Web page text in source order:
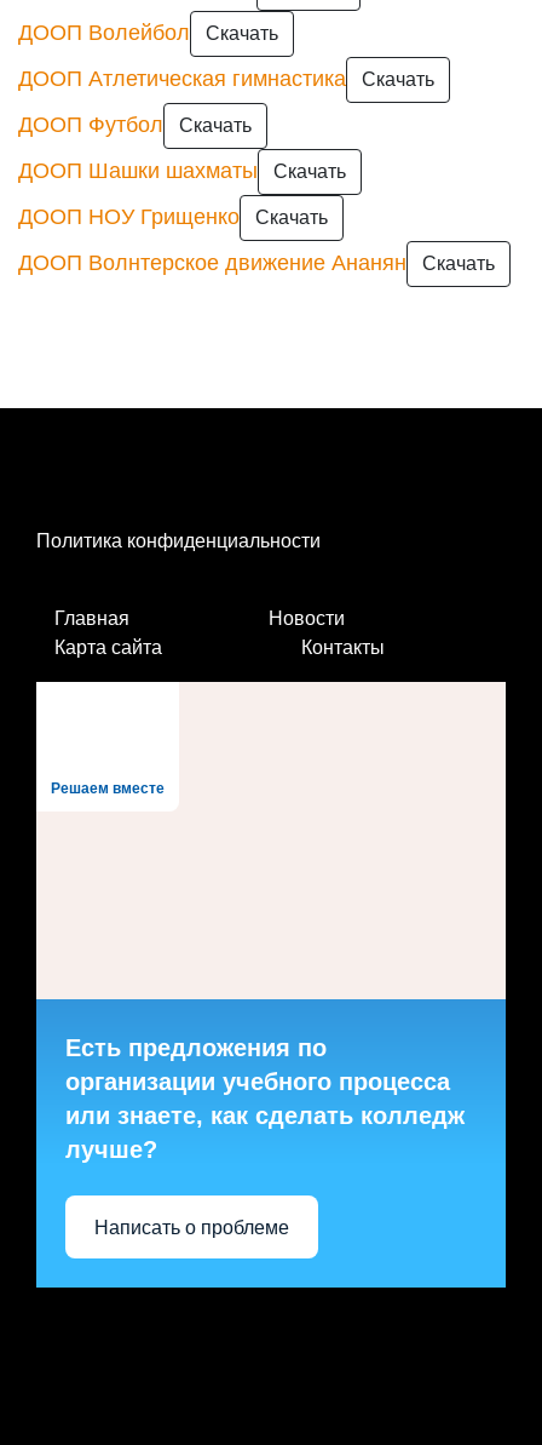
ДООП Волейбол Скачать
ДООП Атлетическая гимнастика Скачать
ДООП Футбол Скачать
ДООП Шашки шахматы Скачать
ДООП НОУ Грищенко Скачать
ДООП Волнтерское движение Ананян Скачать
Политика конфиденциальности
Главная
Новости
Карта сайта
Контакты
Решаем вместе
Есть предложения по
организации учебного процесса
или знаете, как сделать колледж
лучше?
Написать о проблеме